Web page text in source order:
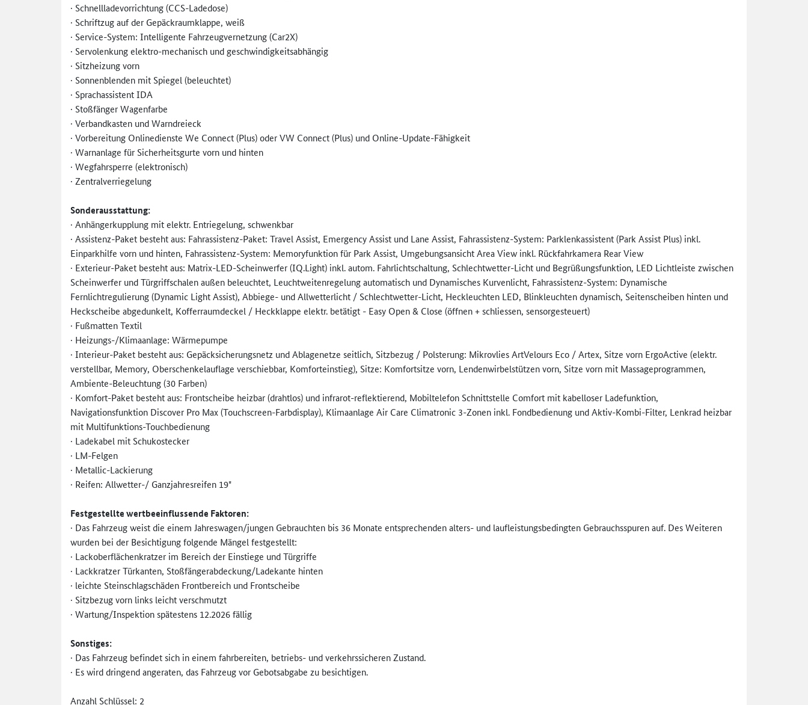
· Schnellladevorrichtung (CCS-Ladedose)
· Schriftzug auf der Gepäckraumklappe, weiß
· Service-System: Intelligente Fahrzeugvernetzung (Car2X)
· Servolenkung elektro-mechanisch und geschwindigkeitsabhängig
· Sitzheizung vorn
· Sonnenblenden mit Spiegel (beleuchtet)
· Sprachassistent IDA
· Stoßfänger Wagenfarbe
· Verbandkasten und Warndreieck
· Vorbereitung Onlinedienste We Connect (Plus) oder VW Connect (Plus) und Online-Update-Fähigkeit
· Warnanlage für Sicherheitsgurte vorn und hinten
· Wegfahrsperre (elektronisch)
· Zentralverriegelung
Sonderausstattung:
· Anhängerkupplung mit elektr. Entriegelung, schwenkbar
· Assistenz-Paket besteht aus: Fahrassistenz-Paket: Travel Assist, Emergency Assist und Lane Assist, Fahrassistenz-System: Parklenkassistent (Park Assist Plus) inkl.
Einparkhilfe vorn und hinten, Fahrassistenz-System: Memoryfunktion für Park Assist, Umgebungsansicht Area View inkl. Rückfahrkamera Rear View
· Exterieur-Paket besteht aus: Matrix-LED-Scheinwerfer (IQ.Light) inkl. autom. Fahrlichtschaltung, Schlechtwetter-Licht und Begrüßungsfunktion, LED Lichtleiste zwischen
Scheinwerfer und Türgriffschalen außen beleuchtet, Leuchtweitenregelung automatisch und Dynamisches Kurvenlicht, Fahrassistenz-System: Dynamische
Fernlichtregulierung (Dynamic Light Assist), Abbiege- und Allwetterlicht / Schlechtwetter-Licht, Heckleuchten LED, Blinkleuchten dynamisch, Seitenscheiben hinten und
Heckscheibe abgedunkelt, Kofferraumdeckel / Heckklappe elektr. betätigt - Easy Open & Close (öffnen + schliessen, sensorgesteuert)
· Fußmatten Textil
· Heizungs-/Klimaanlage: Wärmepumpe
· Interieur-Paket besteht aus: Gepäcksicherungsnetz und Ablagenetze seitlich, Sitzbezug / Polsterung: Mikrovlies ArtVelours Eco / Artex, Sitze vorn ErgoActive (elektr.
verstellbar, Memory, Oberschenkelauflage verschiebbar, Komforteinstieg), Sitze: Komfortsitze vorn, Lendenwirbelstützen vorn, Sitze vorn mit Massageprogrammen,
Ambiente-Beleuchtung (30 Farben)
· Komfort-Paket besteht aus: Frontscheibe heizbar (drahtlos) und infrarot-reflektierend, Mobiltelefon Schnittstelle Comfort mit kabelloser Ladefunktion,
Navigationsfunktion Discover Pro Max (Touchscreen-Farbdisplay), Klimaanlage Air Care Climatronic 3-Zonen inkl. Fondbedienung und Aktiv-Kombi-Filter, Lenkrad heizbar
mit Multifunktions-Touchbedienung
· Ladekabel mit Schukostecker
· LM-Felgen
· Metallic-Lackierung
· Reifen: Allwetter-/ Ganzjahresreifen 19"
Festgestellte wertbeeinflussende Faktoren:
· Das Fahrzeug weist die einem Jahreswagen/jungen Gebrauchten bis 36 Monate entsprechenden alters- und laufleistungsbedingten Gebrauchsspuren auf. Des Weiteren
wurden bei der Besichtigung folgende Mängel festgestellt:
· Lackoberflächenkratzer im Bereich der Einstiege und Türgriffe
· Lackkratzer Türkanten, Stoßfängerabdeckung/Ladekante hinten
· leichte Steinschlagschäden Frontbereich und Frontscheibe
· Sitzbezug vorn links leicht verschmutzt
· Wartung/Inspektion spätestens 12.2026 fällig
Sonstiges:
· Das Fahrzeug befindet sich in einem fahrbereiten, betriebs- und verkehrssicheren Zustand.
· Es wird dringend angeraten, das Fahrzeug vor Gebotsabgabe zu besichtigen.
Anzahl Schlüssel: 2